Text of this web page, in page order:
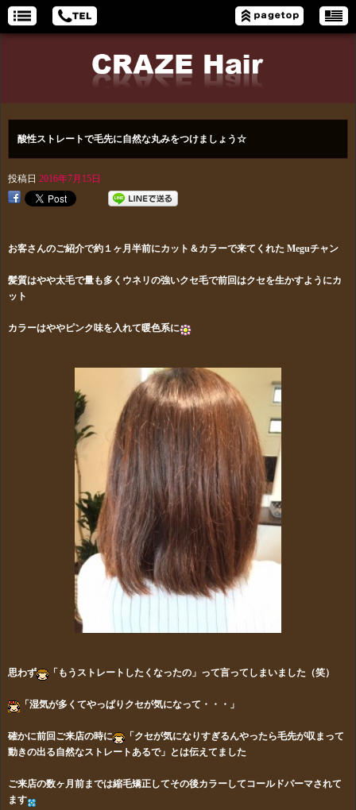
酸性ストレートで毛先に自然な丸みをつけましょう☆
投稿日 2016年7月15日
お客さんのご紹介で約１ヶ月半前にカット＆カラーで来てくれた Meguチャン
髪質はやや太毛で量も多くウネリの強いクセ毛で前回はクセを生かすようにカ
ット
カラーはややピンク味を入れて暖色系に
思わず 「もうストレートしたくなったの」って言ってしまいました（笑）
「湿気が多くてやっぱりクセが気になって・・・」
確かに前回ご来店の時に
「クセが気になりすぎるんやったら毛先が収まって
動きの出る自然なストレートあるで」とは伝えてました
ご来店の数ヶ月前までは縮毛矯正してその後カラーしてコールドパーマされて
ます